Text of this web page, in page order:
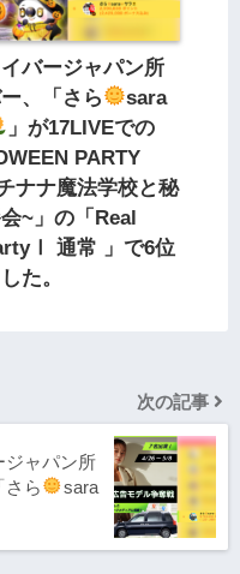
バージャパン所
、「さら
sara
」が17LIVEでの
PARTY
ナナ魔法学校と秘
~」の「Real
通常 」で6位
た。
次の記事
ジャパン所
さら
sara